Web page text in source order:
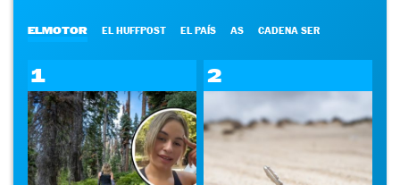
ELMOTOR EL HUFFPOST EL PAÍS AS CADENA SER
1 2